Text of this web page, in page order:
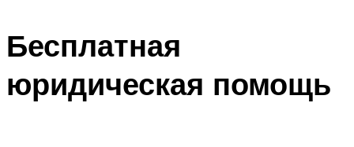
Бесплатная
юридическая помощь